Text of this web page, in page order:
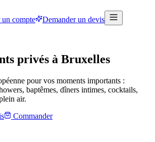
un compte Demander un devis
privés à Bruxelles
pour vos moments importants :
baptêmes, dîners intimes, cocktails,
air.
Commander